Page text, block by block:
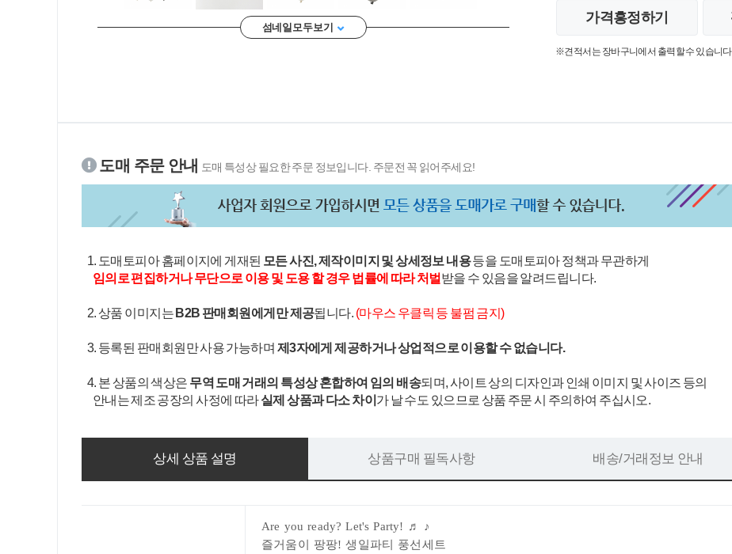
섬네일 모두 보기
가격흥정하기
※견적서는 장바구니에서 출력할 수 있습니
도매 주문 안내 도매 특성상 필요한 주문 정보입니다. 주문전 꼭 읽어주세요!
1. 도매토피아 홈페이지에 게재된 모든 사진, 제작이미지 및 상세정보 내용등을 도매토피아 정책과 무관하게
임의로 편집하거나 무단으로 이용 및 도용 할 경우 법률에 따라 처벌 받을 수 있음을 알려드립니다.
2. 상품 이미지는 B2B 판매회원에게만 제공됩니다. (마우스 우클릭 등 불펌 금지)
3. 등록된 판매회원만 사용 가능하며 제3자에게 제공하거나 상업적으로 이용할 수 없습니다.
4. 본 상품의 색상은 무역 도매 거래의 특성상 혼합하여 임의 배송되며, 사이트 상의 디자인과 인쇄 이미지 및 사이즈 등의
안내는 제조 공장의 사정에 따라실제 상품과 다소 차이 가 날 수도 있으므로 상품 주문 시 주의하여 주십시오.
상세 상품 설명 상품구매 필독사항 배송/거래정보 안내
Are you ready?Let's Party! ♬ ♪
즐거움이 팡팡! 생일파티 풍선세트